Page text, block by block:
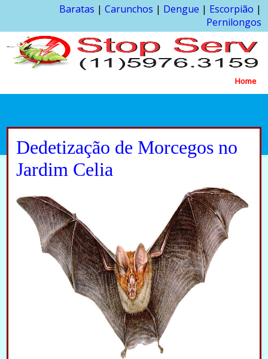
Baratas | Carunchos | Dengue | Escorpião |
Pernilongos
Home
Dedetização de Morcegos no
Jardim Celia